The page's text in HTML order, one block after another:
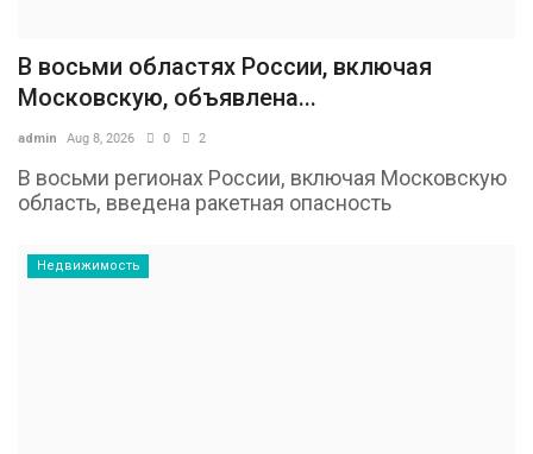
В восьми областях России, включая
Московскую, объявлена...
admin Aug 8, 2026 0 2
В восьми регионах России, включая Московскую
область, введена ракетная опасность
Недвижимость